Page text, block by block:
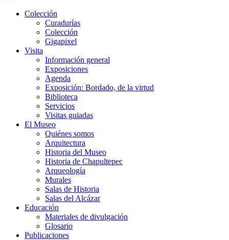
Colección
Curadurías
Colección
Gigapixel
Visita
Información general
Exposiciones
Agenda
Exposición: Bordado, de la virtud
Biblioteca
Servicios
Visitas guiadas
El Museo
Quiénes somos
Arquitectura
Historia del Museo
Historia de Chapultepec
Arqueología
Murales
Salas de Historia
Salas del Alcázar
Educación
Materiales de divulgación
Glosario
Publicaciones